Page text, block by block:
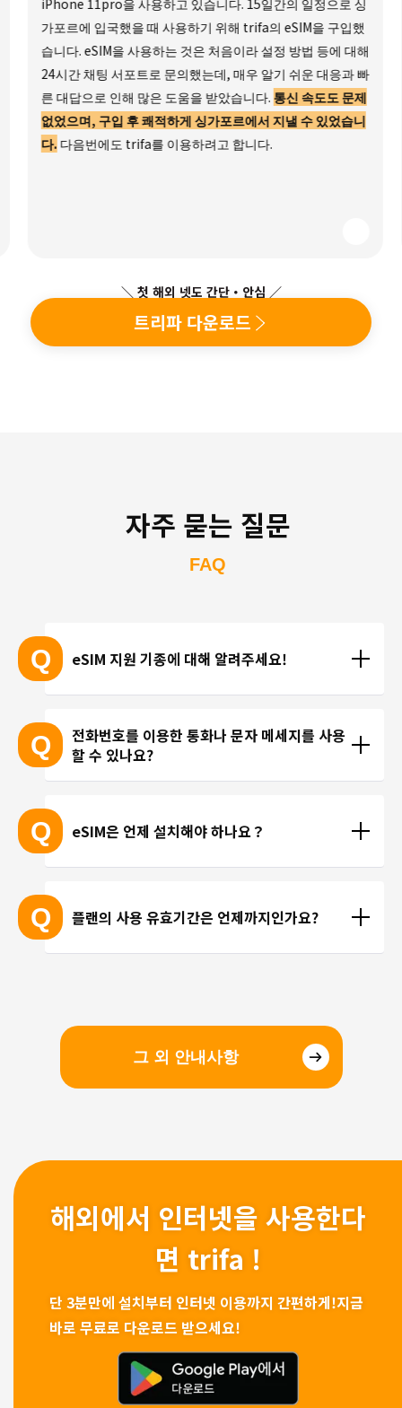
iPhone 11pro을 사용하고 있습니다. 15일간의 일정으로 싱
가포르에 입국했을 때 사용하기 위해 trifa의 eSIM을 구입했
습니다. eSIM을 사용하는 것은 처음이라 설정 방법 등에 대해
24시간 채팅 서포트로 문의했는데, 매우 알기 쉬운 대응과 빠
른 대답으로 인해 많은 도움을 받았습니다. 통신 속도도 문제
없었으며, 구입 후 쾌적하게 싱가포르에서 지낼 수 있었습니
다. 다음번에도 trifa를 이용하려고 합니다.
＼ 첫 해외 넷도 간단・안심 ／
트리파 다운로드
자주 묻는 질문
FAQ
Q eSIM 지원 기종에 대해 알려주세요!
※ eSIM 지원 기기가 계속 출시되고 있기 때문에 최신
기기는 목록에 포함되지 않을 수 있습니다.
※ 고객님의 기기가 eSIM을 지원하는지 여부에 대해
서는 개별 문의를 통해 확인해 드리지 않습니다.
Q
전화번호를 이용한 통화나 문자 메세지를 사용
할 수 있나요?
고 있지 않습니다. 카카오톡, 인스타그램 등 인터넷 회
선을 이용한 통화를 이용해 주시기 바랍니다.
Q eSIM은 언제 설치해야 하나요？
하셔도 괜찮습니다. 현지 공항의 와이파이 속도가 걱
정되시는 분들은 국내에서 설치 및 설정을 완료하고,
현지에서 eSIM만 전환하는 방법을 추천해 드립니다.
Q 플랜의 사용 유효기간은 언제까지인가요?
그 외 안내사항
해외에서 인터넷을 사용한다
면 trifa !
단 3분만에 설치부터 인터넷 이용까지 간편하게!지금
바로 무료로 다운로드 받으세요!